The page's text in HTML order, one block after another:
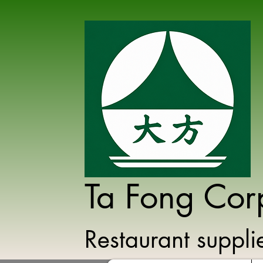
Ta Fong
Restaurant